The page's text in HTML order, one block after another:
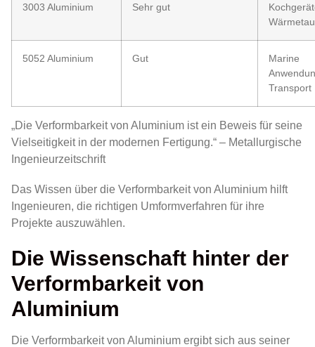
3003 Aluminium Sehr gut
5052 Aluminium Gut
Marine
Transport
„Die Verformbarkeit von Aluminium ist ein Beweis für seine
Vielseitigkeit in der modernen Fertigung.“ – Metallurgische
Ingenieurzeitschrift
Das Wissen über die Verformbarkeit von Aluminium hilft
Ingenieuren, die richtigen Umformverfahren für ihre
Projekte auszuwählen.
Die Wissenschaft hinter der
Verformbarkeit von
Aluminium
Die Verformbarkeit von Aluminium ergibt sich aus seiner